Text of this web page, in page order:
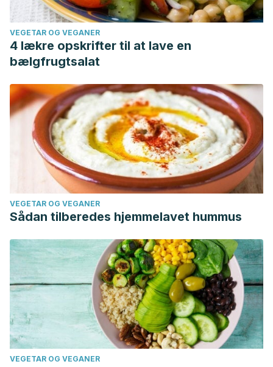
VEGETAR OG VEGANER
4 lækre opskrifter til at lave en
bælgfrugtsalat
VEGETAR OG VEGANER
Sådan tilberedes hjemmelavet hummus
VEGETAR OG VEGANER